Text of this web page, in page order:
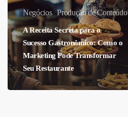
Gastronômico:
Como
o
Marketing
Pode
Transformar
Negócios Produção de Conteúdo
A Receita Secreta para o
Sucesso Gastronômico: Como o
Marketing Pode Transformar
Seu Restaurante